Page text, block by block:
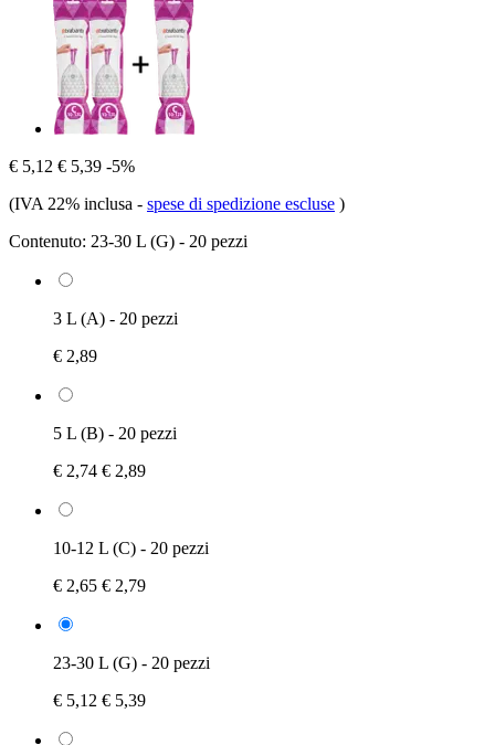
€ 5,12 € 5,39 -5%
(IVA 22% inclusa - spese di spedizione escluse )
Contenuto: 23-30 L (G) - 20 pezzi
3 L (A) - 20 pezzi
€ 2,89
5 L (B) - 20 pezzi
€ 2,74 € 2,89
10-12 L (C) - 20 pezzi
€ 2,65 € 2,79
23-30 L (G) - 20 pezzi
€ 5,12 € 5,39